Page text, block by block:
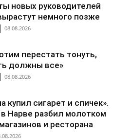
новых руководителей
немного позже
08.08.2026
перестать тонуть,
должны все»
08.08.2026
купил сигарет и спичек».
Нарве разбил молотком
и ресторана